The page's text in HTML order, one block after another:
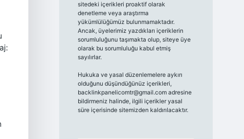
sitedeki içerikleri proaktif olarak
denetleme veya araştırma
yükümlülüğümüz bulunmamaktadır.
Ancak, üyelerimiz yazdıkları içeriklerin
sorumluluğunu taşımakta olup, siteye üye
olarak bu sorumluluğu kabul etmiş
sayılırlar.
Hukuka ve yasal düzenlemelere aykırı
olduğunu düşündüğünüz içerikleri,
backlinkpanelicomtr@gmail.comadresine
bildirmeniz halinde, ilgili içerikler yasal
süre içerisinde sitemizden kaldırılacaktır.